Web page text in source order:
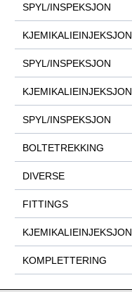
SPYL/INSPEKSJON
KJEMIKALIEINJEKSJON
SPYL/INSPEKSJON
KJEMIKALIEINJEKSJON
SPYL/INSPEKSJON
BOLTETREKKING
DIVERSE
FITTINGS
KJEMIKALIEINJEKSJON
KOMPLETTERING